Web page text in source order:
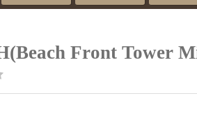
Front Tower